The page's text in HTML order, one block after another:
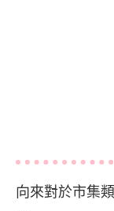
向來對於市集